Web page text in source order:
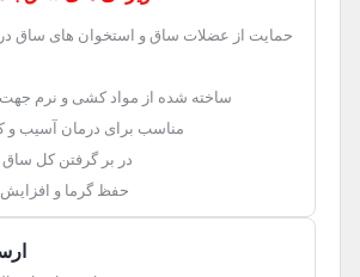
حمایت از عضلات ساق و استخوان های ساق
ساخته شده از مواد کشی و نرم جهت
مناسب برای درمان آسیب و
در بر گرفتن کل
حفظ گرما و